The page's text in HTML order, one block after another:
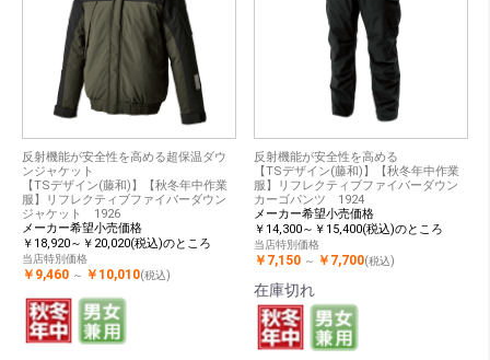
反射機能が安全性を高める超保温ダウ
ンジャケット
【TSデザイン(藤和)】【秋冬年中作業
服】リフレクティブファイバーダウン
ジャケット 1926
メーカー希望小売価格
￥18,920～￥20,020(税込)のところ
当店特別価格
￥9,460 ～ ￥10,010(税込)
反射機能が安全性を高める
【TSデザイン(藤和)】【秋冬年中作業
服】リフレクティブファイバーダウン
カーゴパンツ 1924
メーカー希望小売価格
￥14,300～￥15,400(税込)のところ
当店特別価格
￥7,150 ～ ￥7,700(税込)
在庫切れ